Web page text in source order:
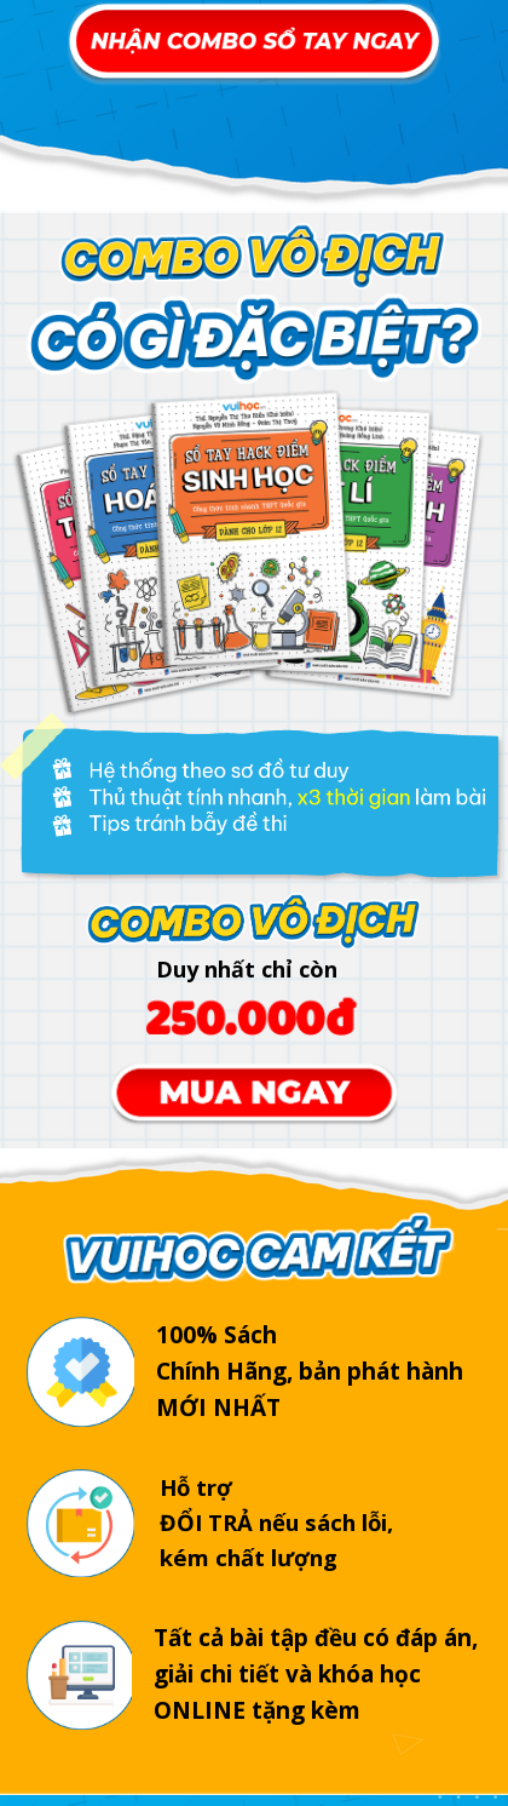
250.000đ
Duy nhất chỉ còn
Hỗ trợ
ĐỔI TRẢ nếu sách lỗi,
kém chất lượng
Tất cả bài tập đều có đáp án,
giải chi tiết và khóa học
ONLINE tặng kèm
100% Sách
Chính Hãng, bản phát hành
MỚI NHẤT